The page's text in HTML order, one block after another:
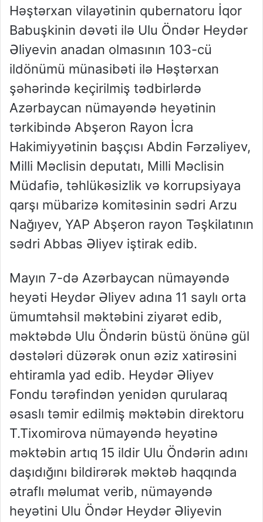
Həştərxan vilayətinin qubernatoru İqor
Babuşkinin dəvəti ilə Ulu Öndər Heydər
Əliyevin anadan olmasının 103-cü
ildönümü münasibəti ilə Həştərxan
şəhərində keçirilmiş tədbirlərdə
Azərbaycan nümayəndə heyətinin
tərkibində Abşeron Rayon İcra
Hakimiyyətinin başçısı Abdin Fərzəliyev,
Milli Məclisin deputatı, Milli Məclisin
Müdafiə, təhlükəsizlik və korrupsiyaya
qarşı mübarizə komitəsinin sədri Arzu
Nağıyev, YAP Abşeron rayon Təşkilatının
sədri Abbas Əliyev iştirak edib.
Mayın 7-də Azərbaycan nümayəndə
heyəti Heydər Əliyev adına 11 saylı orta
ümumtəhsil məktəbini ziyarət edib,
məktəbdə Ulu Öndərin büstü önünə gül
dəstələri düzərək onun əziz xatirəsini
ehtiramla yad edib. Heydər Əliyev
Fondu tərəfindən yenidən qurularaq
əsaslı təmir edilmiş məktəbin direktoru
T.Tixomirova nümayəndə heyətinə
məktəbin artıq 15 ildir Ulu Öndərin adını
daşıdığını bildirərək məktəb haqqında
ətraflı məlumat verib, nümayəndə
heyətini Ulu Öndər Heydər Əliyevin